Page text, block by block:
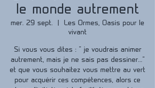
le monde autrement
mer. 29 sept.
Les Ormes, Oasis pour le
vivant
Si vous vous dites : " je voudrais animer
autrement, mais je ne sais pas dessiner..."
et que vous souhaitez vous mettre au vert
pour acquérir ces compétences, alors ce